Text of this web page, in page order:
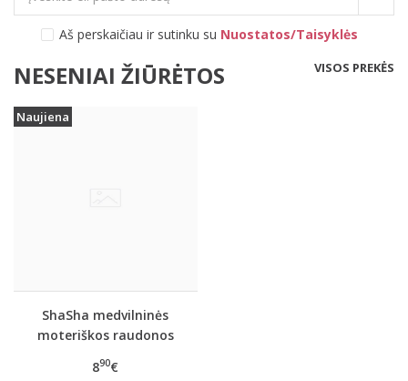
Aš perskaičiau ir sutinku su Nuostatos/Taisyklės
NESENIAI ŽIŪRĖTOS VISOS PREKĖS
Naujiena
ShaSha medvilninės
moteriškos raudonos
SHARON
890€